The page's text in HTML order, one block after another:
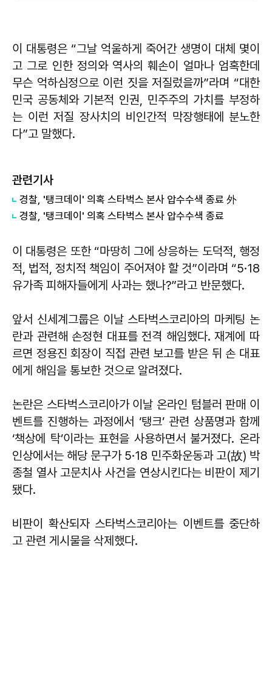
이 대통령은 “그날 억울하게 죽어간 생명이 대체 몇이
고 그로 인한 정의와 역사의 훼손이 얼마나 엄혹한데
무슨 억하심정으로 이런 짓을 저질렀을까”라며 “대한
민국 공동체와 기본적 인권, 민주주의 가치를 부정하
는 이런 저질 장사치의 비인간적 막장행태에 분노한
다”고 말했다.
관련기사
경찰, '탱크데이' 의혹 스타벅스 본사 압수수색 종료 外
경찰, '탱크데이' 의혹 스타벅스 본사 압수수색 종료
이 대통령은 또한 “마땅히 그에 상응하는 도덕적, 행정
적, 법적, 정치적 책임이 주어져야 할 것”이라며 “5·18
유가족 피해자들에게 사과는 했나?”라고 반문했다.
앞서 신세계그룹은 이날 스타벅스코리아의 마케팅 논
란과 관련해 손정현 대표를 전격 해임했다. 재계에 따
르면 정용진 회장이 직접 관련 보고를 받은 뒤 손 대표
에게 해임을 통보한 것으로 알려졌다.
논란은 스타벅스코리아가 이날 온라인 텀블러 판매 이
벤트를 진행하는 과정에서 ‘탱크’ 관련 상품명과 함께
‘책상에 탁’이라는 표현을 사용하면서 불거졌다. 온라
인상에서는 해당 문구가 5·18 민주화운동과 고(故) 박
종철 열사 고문치사 사건을 연상시킨다는 비판이 제기
됐다.
비판이 확산되자 스타벅스코리아는 이벤트를 중단하
고 관련 게시물을 삭제했다.